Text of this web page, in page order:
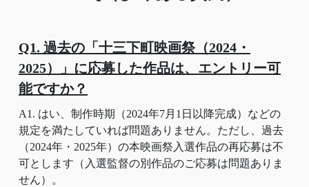
Q1. 過去の「十三下町映画祭（2024・
2025）」に応募した作品は、エントリー可
能ですか？
A1. はい、制作時期（2024年7月1日以降完成）などの
規定を満たしていれば問題ありません。ただし、過去
（2024年・2025年）の本映画祭入選作品の再応募は不
可とします（入選監督の別作品のご応募は問題ありま
せん）。